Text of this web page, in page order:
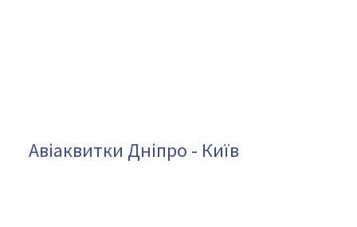
Авіаквитки Дніпро - Київ